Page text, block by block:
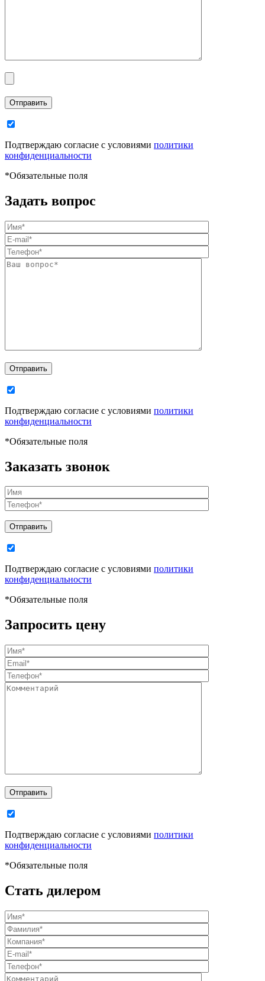
Отправить
Подтверждаю согласие с условиями политики
конфиденциальности
*Обязательные поля
Задать вопрос
Отправить
Подтверждаю согласие с условиями политики
конфиденциальности
*Обязательные поля
Заказать звонок
Отправить
Подтверждаю согласие с условиями политики
конфиденциальности
*Обязательные поля
Запросить цену
Отправить
Подтверждаю согласие с условиями политики
конфиденциальности
*Обязательные поля
Стать дилером